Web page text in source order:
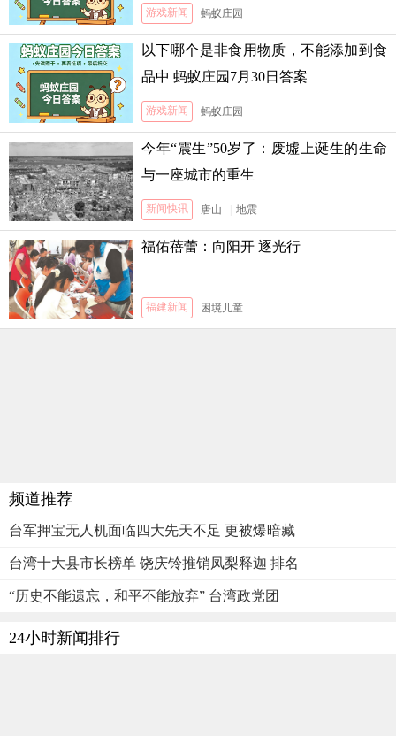
游戏新闻 蚂蚁庄园
以下哪个是非食用物质，不能添加到食
品中 蚂蚁庄园7月30日答案
游戏新闻 蚂蚁庄园
今年“震生”50岁了：废墟上诞生的生命
与一座城市的重生
新闻快讯 唐山 地震
福佑蓓蕾：向阳开 逐光行
福建新闻 困境儿童
频道推荐
台军押宝无人机面临四大先天不足 更被爆暗藏
台湾十大县市长榜单 饶庆铃推销凤梨释迦 排名
“历史不能遗忘，和平不能放弃” 台湾政党团
24小时新闻排行